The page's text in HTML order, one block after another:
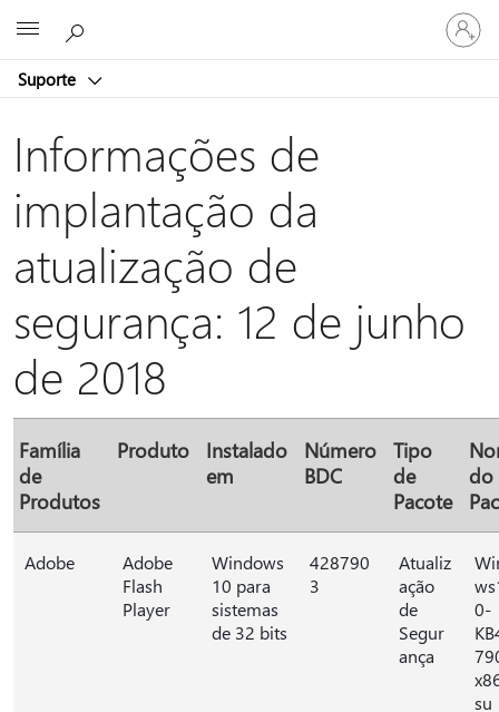
Suporte
Iniciar
sessão
na
Informações de
implantação da
atualização de
segurança: 12 de junho
de 2018
Família
de
Produtos
Produto
Instalado
em
Número
BDC
Tipo
de
Pacote
do
Adobe
Adobe
Flash
Player
Windows
10 para
sistemas
de 32 bits
428790
3
Atualiz
ação
de
Segur
ança
0-
su